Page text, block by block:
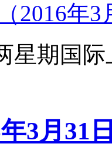
2016年
星期国
3月31